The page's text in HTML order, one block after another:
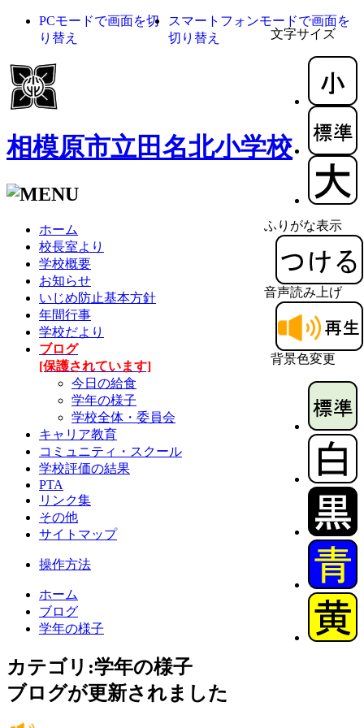
文字サイズ
ふりがな表示
音声読み上げ
背景色変更
PCモードで画面を切
り替え
スマートフォンモードで画面を
切り替え
相模原市立田名北小学校
ホーム
校長室より
学校概要
お知らせ
いじめ防止基本方針
年間行事
学校だより
ブログ
[保護されています]
今日の給食
学年の様子
学校全体・委員会
キャリア教育
コミュニティ・スクール
学校評価の結果
PTA
リンク集
その他
サイトマップ
操作方法
ホーム
ブログ
学年の様子
カテゴリ:学年の様子
ブログが更新されました